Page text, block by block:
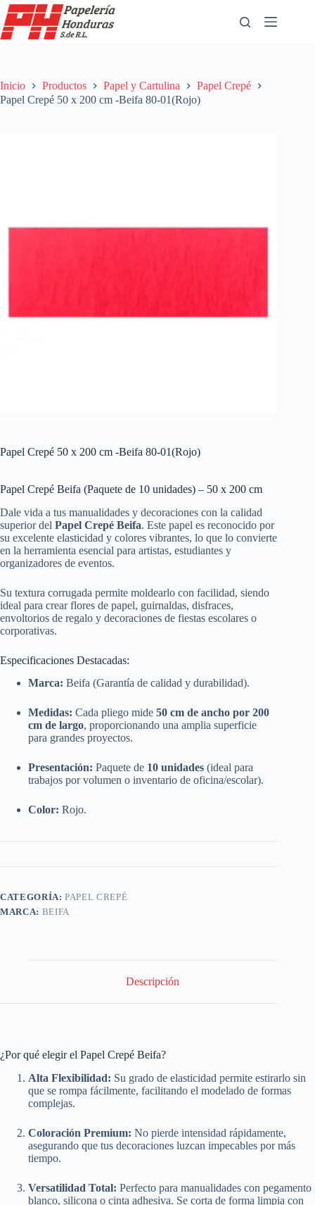
Saltar
al
contenido
Inicio Productos Papel y Cartulina
Papel Crepé
Papel Crepé 50 x 200 cm -Beifa 80-01(Rojo)
Papel Crepé 50 x 200 cm -Beifa 80-01(Rojo)
Papel Crepé Beifa (Paquete de 10 unidades) – 50 x 200 cm
Dale vida a tus manualidades y decoraciones con la calidad
superior del Papel Crepé Beifa. Este papel es reconocido por
su excelente elasticidad y colores vibrantes, lo que lo convierte
en la herramienta esencial para artistas, estudiantes y
organizadores de eventos.
Su textura corrugada permite moldearlo con facilidad, siendo
ideal para crear flores de papel, guirnaldas, disfraces,
envoltorios de regalo y decoraciones de fiestas escolares o
corporativas.
Especificaciones Destacadas:
Marca: Beifa (Garantía de calidad y durabilidad).
Medidas: Cada pliego mide 50 cm de ancho por 200
cm de largo, proporcionando una amplia superficie
para grandes proyectos.
Presentación: Paquete de 10 unidades (ideal para
trabajos por volumen o inventario de oficina/escolar).
Color: Rojo.
CATEGORÍA:PAPEL CREPÉ
MARCA: BEIFA
Descripción
¿Por qué elegir el Papel Crepé Beifa?
Alta Flexibilidad: Su grado de elasticidad permite estirarlo sin
que se rompa fácilmente, facilitando el modelado de formas
complejas.
Coloración Premium: No pierde intensidad rápidamente,
asegurando que tus decoraciones luzcan impecables por más
tiempo.
Versatilidad Total: Perfecto para manualidades con pegamento
blanco, silicona o cinta adhesiva. Se corta de forma limpia con